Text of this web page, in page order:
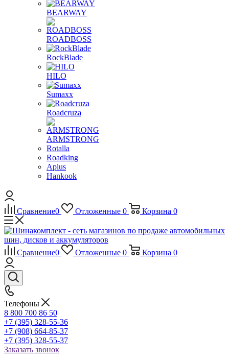
BEARWAY
ROADBOSS
RockBlade
HILO
Sumaxx
Roadcruza
ARMSTRONG
Rotalla
Roadking
Aplus
Hankook
Сравнение0 Отложенные 0 Корзина 0
Сравнение0 Отложенные 0 Корзина 0
Телефоны
8 800 700 86 50
+7 (395) 328-55-36
+7 (908) 664-85-37
+7 (395) 328-55-37
Заказать звонок